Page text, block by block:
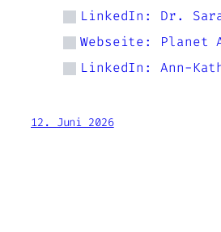
LinkedIn: Dr.
Webseite: Planet
LinkedIn: Ann-
12. Juni 2026